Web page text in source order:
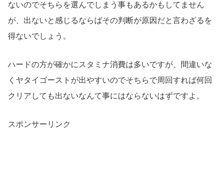
ないのでそちらを選んでしまう事もあるかもしてません
が、出ないと感じるならばその判断が原因だと言わざるを
得ないでしょう。
ハードの方が確かにスタミナ消費は多いですが、間違いな
くヤタイゴーストが出やすいのでそちらで周回すれば何回
クリアしても出ないなんて事にはならないはずですよ。
スポンサーリンク